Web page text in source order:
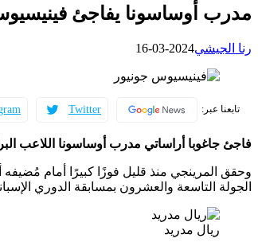
مدرب أوساسونا يفاجئ
رنا الجيشي2024-03-16
تابعنا عبر: Twitter
فاجئ جاغوبا أراساتي مدرب أوساسونا اللاعب
وحقق المرينجي منذ قليل فوزًا كبيرًا أمام
الجولة التاسعة والعشرون بمسابقة الدوري
ريال مدريد